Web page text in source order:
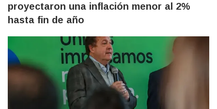
proyectaron una inflación menor al 2%
hasta fin de año